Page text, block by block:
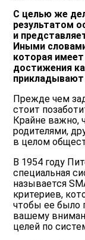
С целью же
результатом
и
Иными
которая
достижения
прикладывают
Прежде чем
стоит
Крайне важно,
родителями,
в целом
В 1954 году
специальная
называется
критериев,
чтобы ее было
вашему
целей по